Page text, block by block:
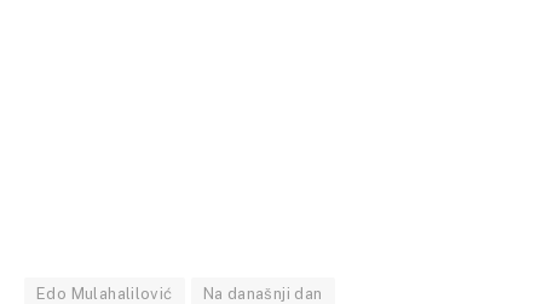
Edo Mulahalilović Na današnji dan